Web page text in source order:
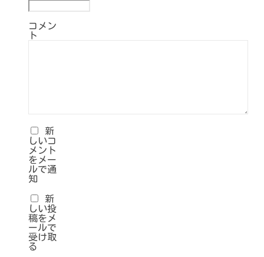
コメン
ト
新
しいコ
メント
をメー
ルで通
知
新
しい投
稿をメ
ールで
受け取
る